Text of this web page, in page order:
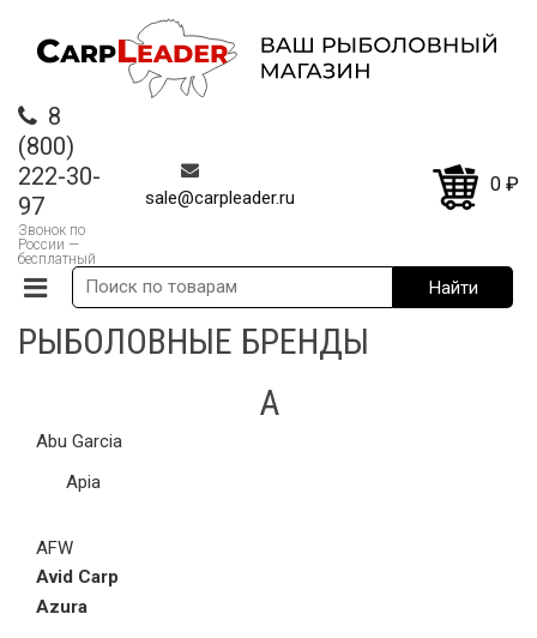
8
(800)
222-30-
97
Звонок по
России —
бесплатный
sale@carpleader.ru
0 ₽
РЫБОЛОВНЫЕ БРЕНДЫ
A
Abu Garcia
Apia
AFW
Avid Carp
Azura